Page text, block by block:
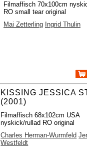
Filmaffisch 70x100cm
RO small tear original
Mai Zetterling Ingrid Thulin
KISSING JESSICA
(2001)
Filmaffisch 68x102cm USA
nyskick/rullad RO original
Charles Herman-Wurmfeld
Westfeldt